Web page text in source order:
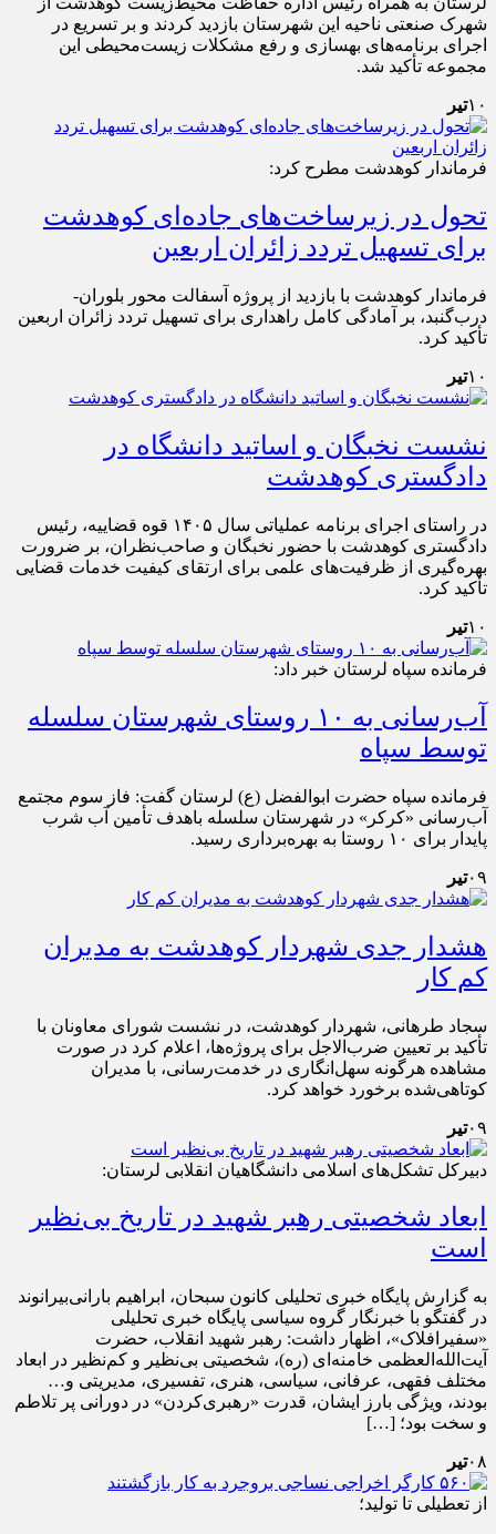
شهرک صنعتی ناحیه این شهرستان بازدید کردند و بر تسریع در
اجرای برنامه‌های بهسازی و رفع مشکلات زیست‌محیطی این
مجموعه تأکید شد.
۱۰تیر
فرماندار کوهدشت مطرح کرد:
تحول در زیرساخت‌های جاده‌ای کوهدشت
برای تسهیل تردد زائران اربعین
فرماندار کوهدشت با بازدید از پروژه آسفالت محور بلوران-
درب‌گنبد، بر آمادگی کامل راهداری برای تسهیل تردد زائران اربعین
تأکید کرد.
۱۰تیر
نشست نخبگان و اساتید دانشگاه در
دادگستری کوهدشت
در راستای اجرای برنامه عملیاتی سال ۱۴۰۵ قوه قضاییه، رئیس
دادگستری کوهدشت با حضور نخبگان و صاحب‌نظران، بر ضرورت
بهره‌گیری از ظرفیت‌های علمی برای ارتقای کیفیت خدمات قضایی
تأکید کرد.
۱۰تیر
فرمانده سپاه لرستان خبر داد:
آب‌رسانی به ۱۰ روستای شهرستان سلسله
توسط سپاه
فرمانده سپاه حضرت ابوالفضل (ع) لرستان گفت: فاز سوم مجتمع
آب‌رسانی «کرکر» در شهرستان سلسله باهدف تأمین آب شرب
پایدار برای ۱۰ روستا به بهره‌برداری رسید.
۰۹تیر
هشدار جدی شهردار کوهدشت به مدیران
کم کار
سجاد طرهانی، شهردار کوهدشت، در نشست شورای معاونان با
تأکید بر تعیین ضرب‌الاجل برای پروژه‌ها، اعلام کرد در صورت
مشاهده هرگونه سهل‌انگاری در خدمت‌رسانی، با مدیران
کوتاهی‌شده برخورد خواهد کرد.
۰۹تیر
دبیرکل تشکل‌های اسلامی دانشگاهیان انقلابی لرستان:
ابعاد شخصیتی رهبر شهید در تاریخ بی‌نظیر
است
به گزارش پایگاه خبری تحلیلی کانون سبحان، ابراهیم بارانی‌بیرانوند
در گفتگو با خبرنگار گروه سیاسی پایگاه خبری تحلیلی
«سفیرافلاک»، اظهار داشت: رهبر شهید انقلاب، حضرت
آیت‌الله‌العظمی خامنه‌ای (ره)، شخصیتی بی‌نظیر و کم‌نظیر در ابعاد
مختلف فقهی، عرفانی، سیاسی، هنری، تفسیری، مدیریتی و…
بودند، ویژگی بارز ایشان، قدرت «رهبری‌کردن» در دورانی پر تلاطم
و سخت بود؛ […]
۰۸تیر
از تعطیلی تا تولید؛